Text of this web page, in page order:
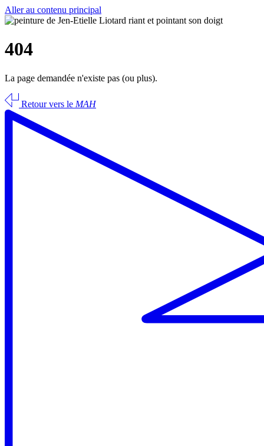
Aller au contenu principal
404
La page demandée n'existe pas (ou plus).
Retour vers le MAH